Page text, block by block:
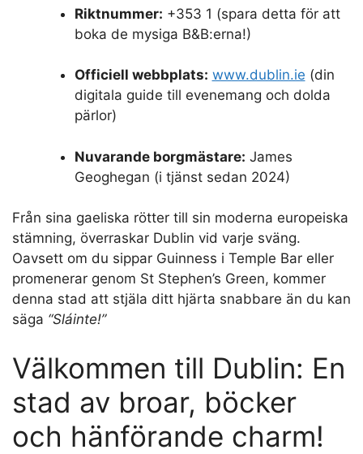
Riktnummer: +353 1 (spara detta för att
boka de mysiga B&B:erna!)
Officiell webbplats: www.dublin.ie (din
digitala guide till evenemang och dolda
pärlor)
Nuvarande borgmästare: James
Geoghegan (i tjänst sedan 2024)
Från sina gaeliska rötter till sin moderna europeiska
stämning, överraskar Dublin vid varje sväng.
Oavsett om du sippar Guinness i Temple Bar eller
promenerar genom St Stephen’s Green, kommer
denna stad att stjäla ditt hjärta snabbare än du kan
säga “Sláinte!”
Välkommen till Dublin: En
stad av broar, böcker
och hänförande charm!